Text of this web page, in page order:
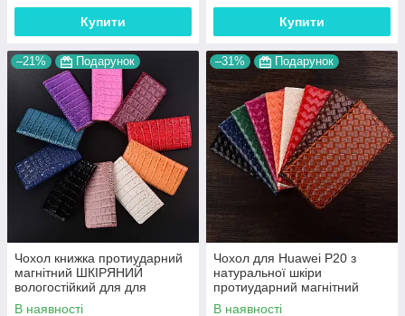
Купити Купити
–21% Подарунок
Чохол книжка протиударний
магнітний ШКІРЯНИЙ
вологостійкий для для
Huawei P20 "LUXON"
В наявності
–31% Подарунок
Чохол для Huawei P20 з
натуральної шкіри
протиударний магнітний
книжка з підставкою
В наявності